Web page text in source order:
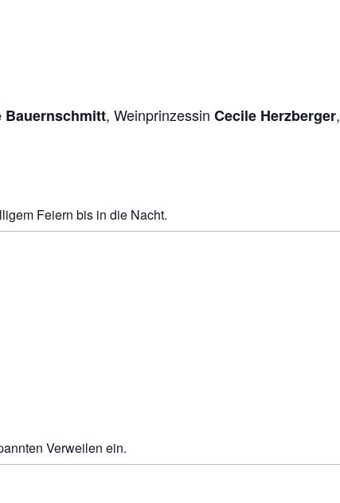
Bauernschmitt, Weinprinzessin Cecile Herzberger,
Feiern bis in die Nacht.
Verweilen ein.